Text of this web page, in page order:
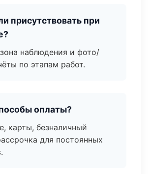
присутствовать при
наблюдения и фото/
по этапам работ.
оплаты?
карты, безналичный
для постоянных